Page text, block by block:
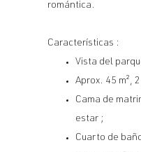
romántica.
Características :
Vista del
Aprox. 45 m²,
Cama de
estar ;
Cuarto de